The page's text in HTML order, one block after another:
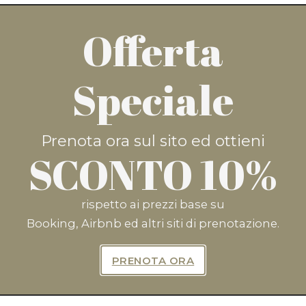
e risparmia il 10%*
PRENOTA ORA
Per Ricevere Offerte
Offerta
Speciale
Prenota ora sul sito ed ottieni
SCONTO 10%
rispetto ai prezzi base su
Booking, Airbnb ed altri siti di prenotazione.
PRENOTA ORA